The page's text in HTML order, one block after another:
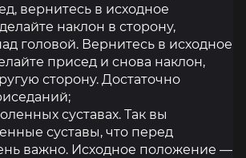
вернитесь в исходное
наклон в сторону,
головой. Вернитесь в исходное
присед и снова наклон,
сторону. Достаточно
суставах. Так вы
суставы, что перед
важно. Исходное положение —